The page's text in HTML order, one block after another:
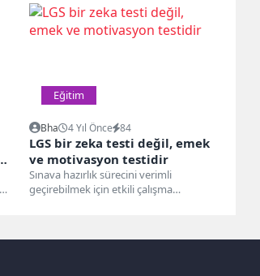
Eğitim
Bha 4 Yıl Önce 84
LGS bir zeka testi değil, emek
ve motivasyon testidir
Sınava hazırlık sürecini verimli
geçirebilmek için etkili çalışma